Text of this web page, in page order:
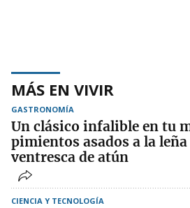
MÁS EN VIVIR
GASTRONOMÍA
Un clásico infalible en tu
pimientos asados a la
ventresca de atún
CIENCIA Y TECNOLOGÍA